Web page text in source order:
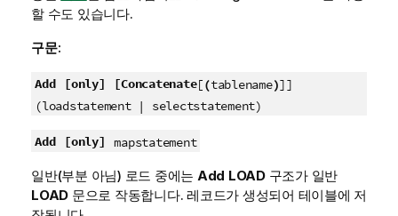
할 수도 있습니다.
구문:
Add [only] [Concatenate[(tablename)]]
(loadstatement | selectstatement)
Add [only] mapstatement
일반(부분 아님) 로드 중에는 Add LOAD구조가 일반
LOAD 문으로 작동합니다. 레코드가 생성되어 테이블에 저